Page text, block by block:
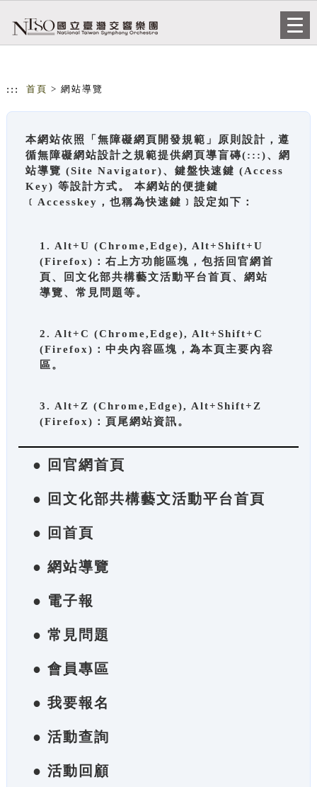
::: 首頁 > 網站導覽
本網站依照「無障礙網頁開發規範」原則設計，遵
循無障礙網站設計之規範提供網頁導盲磚(:::)、網
站導覽 (Site Navigator)、鍵盤快速鍵 (Access
Key) 等設計方式。 本網站的便捷鍵
﹝Accesskey，也稱為快速鍵﹞設定如下：
1. Alt+U (Chrome,Edge), Alt+Shift+U
(Firefox)：右上方功能區塊，包括回官網首
頁、回文化部共構藝文活動平台首頁、網站
導覽、常見問題等。
2. Alt+C (Chrome,Edge), Alt+Shift+C
(Firefox)：中央內容區塊，為本頁主要內容
區。
3. Alt+Z (Chrome,Edge), Alt+Shift+Z
(Firefox)：頁尾網站資訊。
● 回官網首頁
● 回文化部共構藝文活動平台首頁
● 回首頁
● 網站導覽
● 電子報
● 常見問題
● 會員專區
● 我要報名
● 活動查詢
● 活動回顧